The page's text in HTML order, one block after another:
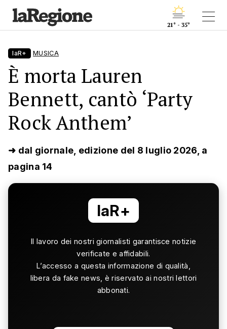
21° - 35°
laR+ MUSICA
È morta Lauren
Bennett, cantò ‘Party
Rock Anthem’
➜ dal giornale, edizione del 8 luglio 2026, a
pagina 14
laR+
Il lavoro dei nostri giornalisti garantisce notizie
verificate e affidabili.
L’accesso a questa informazione di qualità,
libera da fake news, è riservato ai nostri lettori
abbonati.